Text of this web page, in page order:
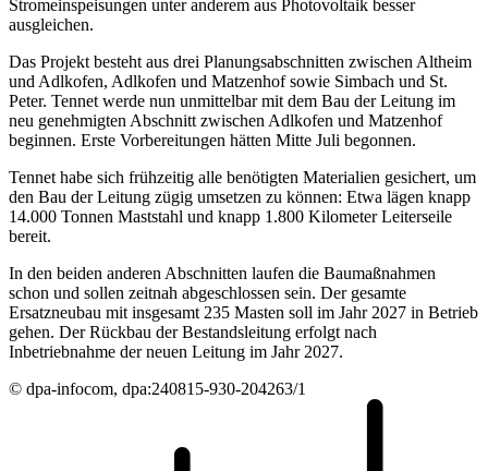
Stromeinspeisungen unter anderem aus Photovoltaik besser
ausgleichen.
Das Projekt besteht aus drei Planungsabschnitten zwischen Altheim
und Adlkofen, Adlkofen und Matzenhof sowie Simbach und St.
Peter. Tennet werde nun unmittelbar mit dem Bau der Leitung im
neu genehmigten Abschnitt zwischen Adlkofen und Matzenhof
beginnen. Erste Vorbereitungen hätten Mitte Juli begonnen.
Tennet habe sich frühzeitig alle benötigten Materialien gesichert, um
den Bau der Leitung zügig umsetzen zu können: Etwa lägen knapp
14.000 Tonnen Maststahl und knapp 1.800 Kilometer Leiterseile
bereit.
In den beiden anderen Abschnitten laufen die Baumaßnahmen
schon und sollen zeitnah abgeschlossen sein. Der gesamte
Ersatzneubau mit insgesamt 235 Masten soll im Jahr 2027 in Betrieb
gehen. Der Rückbau der Bestandsleitung erfolgt nach
Inbetriebnahme der neuen Leitung im Jahr 2027.
© dpa-infocom, dpa:240815-930-204263/1